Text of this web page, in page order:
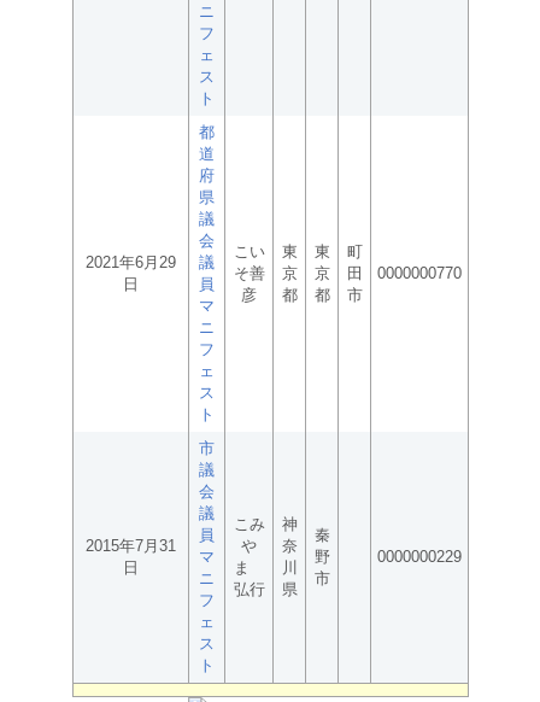
ニ
フ
ェ
ス
ト
2021年6月29
日
都
道
府
県
議
会
議
員
マ
ニ
フ
ェ
ス
ト
こい
そ善
彦
東
京
都
東
京
都
町
田
市
0000000770
2015年7月31
日
市
議
会
議
員
マ
ニ
フ
ェ
ス
ト
こみ
や
ま
弘行
神
奈
川
県
秦
野
市
0000000229